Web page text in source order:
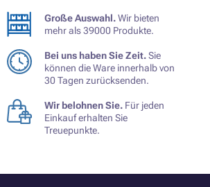
Große Auswahl.Wir bieten
mehr als 39000 Produkte.
Bei uns haben Sie Zeit.Sie
können die Ware innerhalb von
30 Tagen zurücksenden.
Wir belohnen Sie. Für jeden
Einkauf erhalten Sie
Treuepunkte.